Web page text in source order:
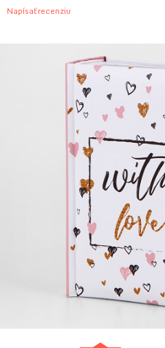
Napísať recenziu